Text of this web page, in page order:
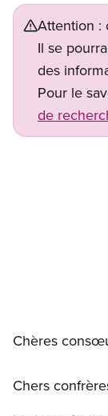
Attention :
Il se
des
Pour le
de
Open image in
Chères
Chers